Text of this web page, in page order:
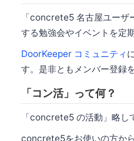
「concrete5 名古屋ユー
する勉強会やイベントを定
DoorKeeper コミュニティ
す。是非ともメンバー登録
「コン活」って何？
「concrete5 の活動」略し
concrete5をお使いの方か